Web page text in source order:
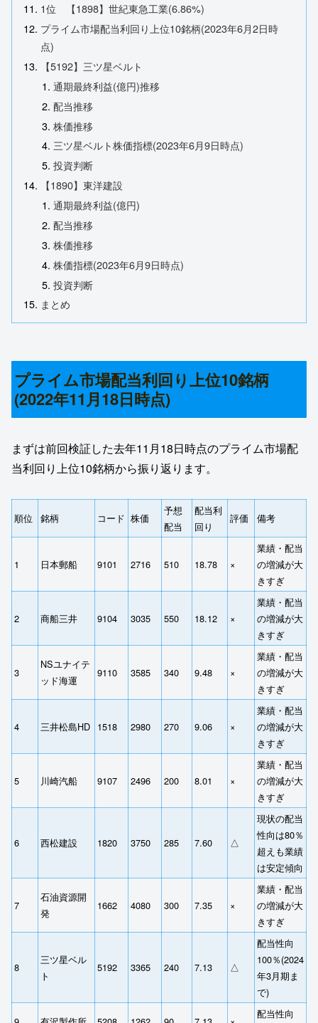
1位 【1898】世紀東急工業(6.86%)
プライム市場配当利回り上位10銘柄(2023年6月2日時
点)
【5192】三ツ星ベルト
通期最終利益(億円)推移
配当推移
株価推移
三ツ星ベルト株価指標(2023年6月9日時点)
投資判断
【1890】東洋建設
通期最終利益(億円)
配当推移
株価推移
株価指標(2023年6月9日時点)
投資判断
まとめ
プライム市場配当利回り上位10銘柄
(2022年11月18日時点)
まずは前回検証した去年11月18日時点のプライム市場配
当利回り上位10銘柄から振り返ります。
順位 銘柄 コード 株価
予想
配当
配当利
回り
評価 備考
1 日本郵船 9101 2716 510 18.78 ×
業績・配当
の増減が大
きすぎ
2 商船三井 9104 3035 550 18.12 ×
業績・配当
の増減が大
きすぎ
3
NSユナイテ
ッド海運
9110 3585 340 9.48 ×
業績・配当
の増減が大
きすぎ
4 三井松島HD 1518 2980 270 9.06 ×
業績・配当
の増減が大
きすぎ
5 川崎汽船 9107 2496 200 8.01 ×
業績・配当
の増減が大
きすぎ
6 西松建設 1820 3750 285 7.60 △
現状の配当
性向は80％
超えも業績
は安定傾向
7
石油資源開
発
1662 4080 300 7.35 ×
業績・配当
の増減が大
きすぎ
8
三ツ星ベル
ト
5192 3365 240 7.13 △
配当性向
100％(2024
年3月期ま
で)
配当性向